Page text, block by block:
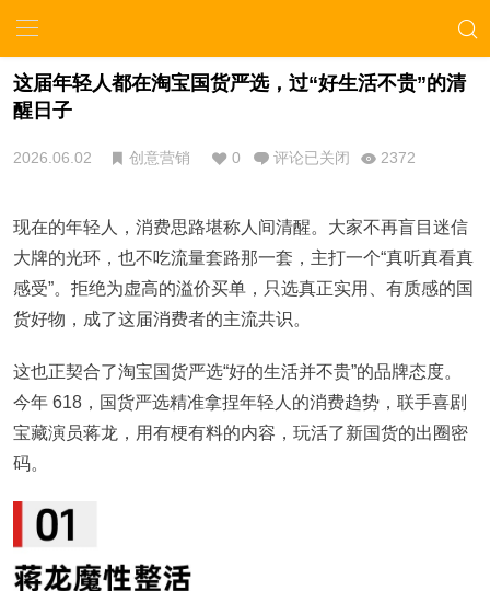
这届年轻人都在淘宝国货严选，过“好生活不贵”的清
醒日子
2026.06.02 创意营销 0 评论已关闭 2372
现在的年轻人，消费思路堪称人间清醒。大家不再盲目迷信
大牌的光环，也不吃流量套路那一套，主打一个“真听真看真
感受”。拒绝为虚高的溢价买单，只选真正实用、有质感的国
货好物，成了这届消费者的主流共识。
这也正契合了淘宝国货严选“好的生活并不贵”的品牌态度。
今年 618，国货严选精准拿捏年轻人的消费趋势，联手喜剧
宝藏演员蒋龙，用有梗有料的内容，玩活了新国货的出圈密
码。